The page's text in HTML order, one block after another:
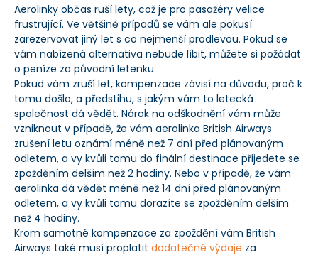
Aerolinky občas ruší lety, což je pro pasažéry velice
frustrující. Ve většině případů se vám ale pokusí
zarezervovat jiný let s co nejmenší prodlevou. Pokud se
vám nabízená alternativa nebude líbit, můžete si požádat
o peníze za původní letenku.
Pokud vám zruší let, kompenzace závisí na důvodu, proč k
tomu došlo, a předstihu, s jakým vám to letecká
společnost dá vědět. Nárok na odškodnění vám může
vzniknout v případě, že vám aerolinka British Airways
zrušení letu oznámí méně než 7 dní před plánovaným
odletem, a vy kvůli tomu do finální destinace přijedete se
zpožděním delším než 2 hodiny. Nebo v případě, že vám
aerolinka dá vědět méně než 14 dní před plánovaným
odletem, a vy kvůli tomu dorazíte se zpožděním delším
než 4 hodiny.
Krom samotné kompenzace za zpoždění vám British
Airways také musí proplatit dodatečné výdaje za